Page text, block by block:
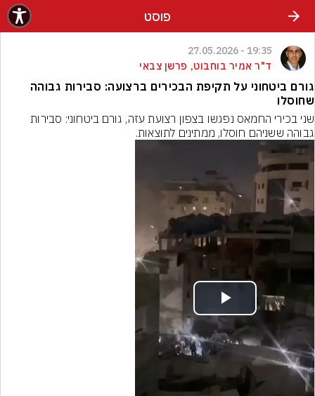
פוסט
19:35 - 27.05.2026
ד"ר אמיר בוחבוט, פרשן צבאי
גורם ביטחוני על תקיפת הבכירים ברצועה: סבירות גבוהה
שחוסלו
שני בכירי החמאס נפגשו בצפון רצועת עזה, גורם ביטחוני: סבירות
גבוהה ששניהם חוסלו, ממתינים לתוצאות.
Play
Video